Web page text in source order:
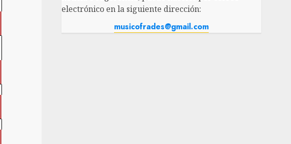
electrónico en la siguiente dirección:
musicofrades@gmail.com